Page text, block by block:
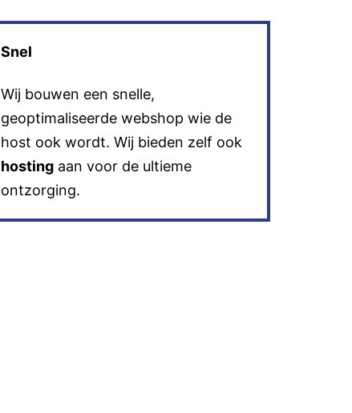
Snel
Wij bouwen een snelle,
geoptimaliseerde webshop wie de
host ook wordt. Wij bieden zelf ook
hosting aan voor de ultieme
ontzorging.